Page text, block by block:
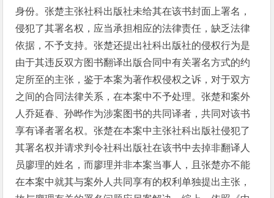
身份。张楚主张社科出版社未给其在该书封面上署名，
侵犯了其署名权，应当承担相应的法律责任，缺乏法律
依据，不予支持。张楚还提出社科出版社的侵权行为是
由于其违反双方图书翻译出版合同中有关署名方式的约
定所至的主张，鉴于本案为著作权侵权之诉，对于双方
之间的合同法律关系，在本案中不予处理。张楚和案外
人乔延春、孙晔作为涉案图书的共同译者，共同对该书
享有译者署名权。张楚在本案中主张社科出版社侵犯了
其署名权并请求判令社科出版社在该书中去掉非翻译人
员廖理的姓名，而廖理并非本案当事人，且张楚亦不能
在本案中就其与案外人共同享有的权利单独提出主张，